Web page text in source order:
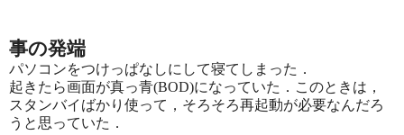
事の発端
パソコンをつけっぱなしにして寝てしまった．
起きたら画面が真っ青(BOD)になっていた．このときは，
スタンバイばかり使って，そろそろ再起動が必要なんだろ
うと思っていた．